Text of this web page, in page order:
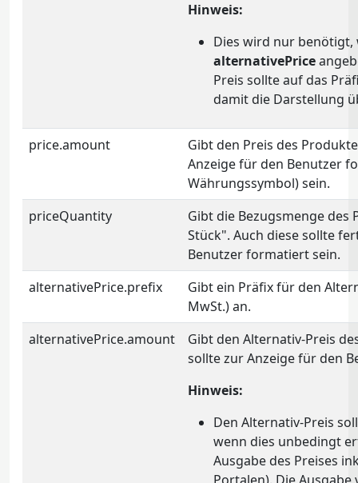
Hinweis:
Dies wird nur benötigt,
alternativePrice
Preis sollte auf das
damit die Darstellung
price.amount
Gibt den Preis des
Anzeige für den Benutzer
Währungssymbol) sein.
priceQuantity
Gibt die Bezugsmenge des
Stück". Auch diese sollte
Benutzer formatiert sein.
alternativePrice.prefix
Gibt ein Präfix für den
MwSt.) an.
alternativePrice.amount
Gibt den Alternativ-Preis
sollte zur Anzeige für den
Hinweis:
Den Alternativ-Preis
wenn dies unbedingt
Ausgabe des Preises